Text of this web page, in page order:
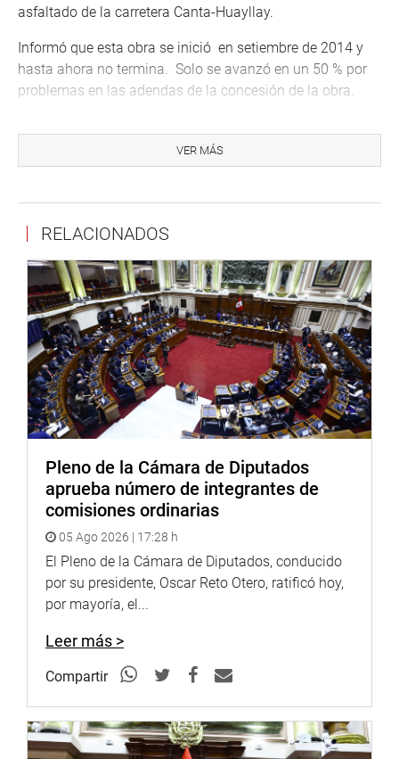
asfaltado de la carretera Canta-Huayllay.
Informó que esta obra se inició en setiembre de 2014 y
hasta ahora no termina. Solo se avanzó en un 50 % por
problemas en las adendas de la concesión de la obra.
están paralizadas», dijo el gobernador regional.
Bocángel, Gloria Montenegro, Jorge Castro, Edmundo del
Águila, Eloy Narváez, Clayton Galván y Benicio Ríos.
PRENSA CONGRESO 17-10-
17
Puede encontrar más información en nuestra página web
y redes sociales.
http://www.congreso.gob.pe/
Twitter:https://twitter.com/congresoperu
Youtube:http://www.youtube.com/congresoperu
Soundcloud:https://soundcloud.com/radiocongreso
VER MÁS
RELACIONADOS
Pleno de la Cámara de Diputados
aprueba número de integrantes de
comisiones ordinarias
05 Ago 2026 | 17:28 h
El Pleno de la Cámara de Diputados, conducido
por su presidente, Oscar Reto Otero, ratificó hoy,
por mayoría, el...
Leer más >
Compartir